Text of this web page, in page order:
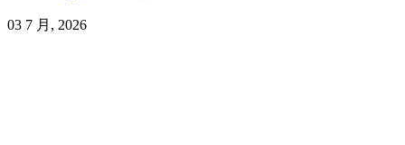
03 7 月, 2026